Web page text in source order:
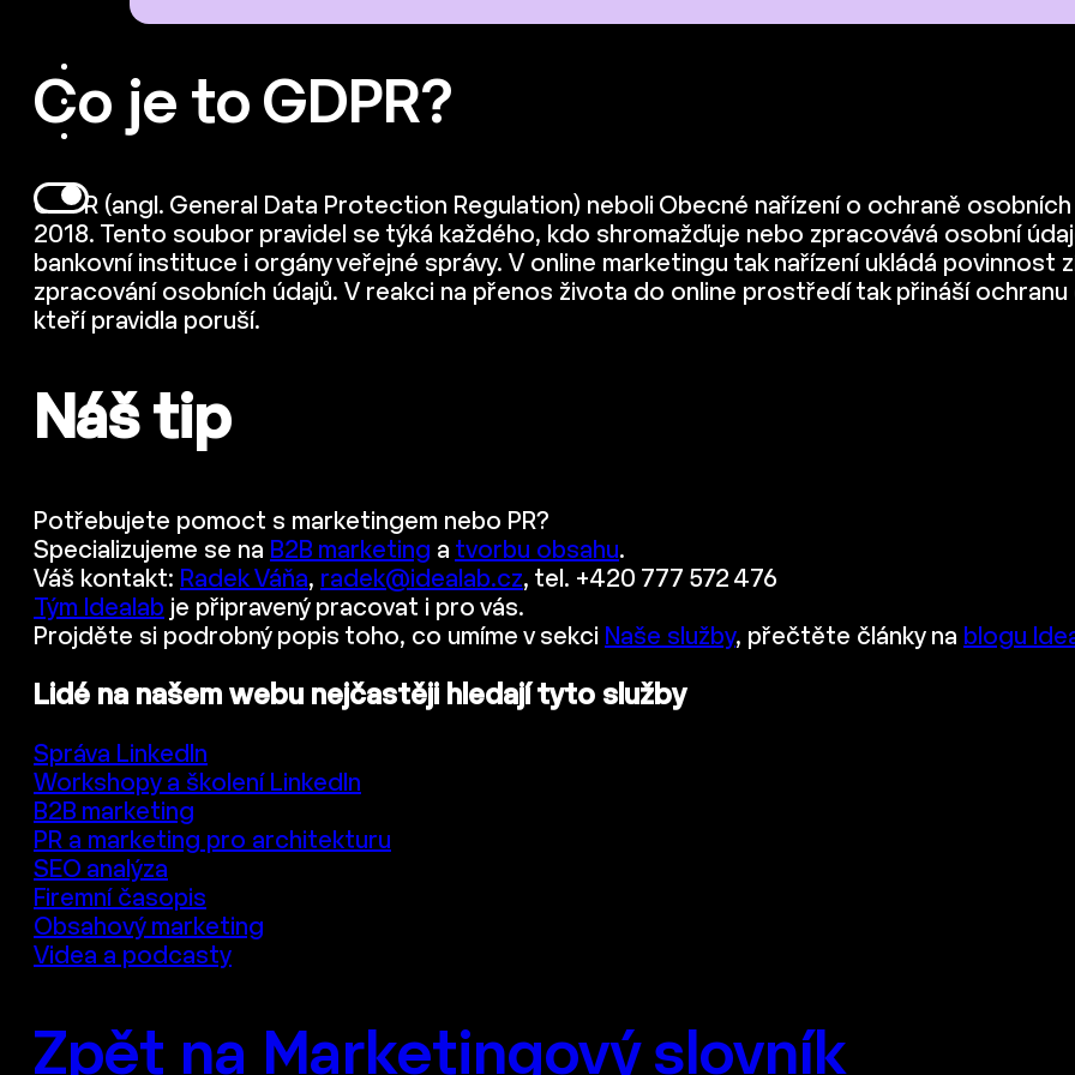
Co je to GDPR?
GDPR (angl. General Data Protection Regulation) neboli Obecné nařízení o ochraně
2018. Tento soubor pravidel se týká každého, kdo shromažďuje nebo zpracovává osobní
bankovní instituce i orgány veřejné správy. V online marketingu tak nařízení ukládá povinnost
zpracování osobních údajů. V reakci na přenos života do online prostředí tak přináší
kteří pravidla poruší.
Náš tip
Potřebujete pomoct s marketingem nebo PR?
Specializujeme se na B2B marketing a tvorbu obsahu.
Váš kontakt: Radek Váňa, radek@idealab.cz, tel. +420 777 572 476
Tým Idealab je připravený pracovat i pro vás.
Projděte si podrobný popis toho, co umíme v sekci Naše služby, přečtěte články na blogu
Lidé na našem webu nejčastěji hledají tyto služby
Správa LinkedIn
Workshopy a školení LinkedIn
B2B marketing
PR a marketing pro architekturu
SEO analýza
Firemní časopis
Obsahový marketing
Videa a podcasty
Zpět na Marketingový slovník